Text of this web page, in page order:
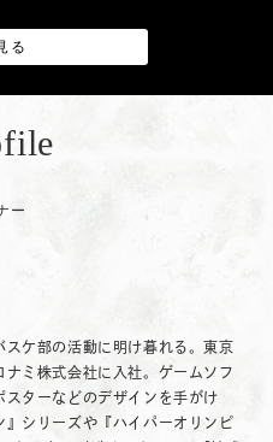
る
ー
ケ部の活動に明け暮れる。東京
ミ株式会社に入社。ゲームソフ
スターなどのデザインを手がけ
』シリーズや『ハイパーオリンピ